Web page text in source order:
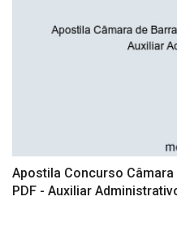
Apostila Concurso
PDF - Auxiliar